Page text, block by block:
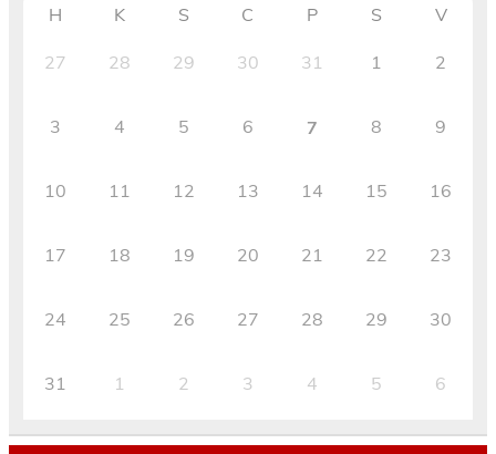
H K S C P S V
27 28 29 30 31 1 2
3 4 5 6 7 8 9
10 11 12 13 14 15 16
17 18 19 20 21 22 23
24 25 26 27 28 29 30
31 1 2 3 4 5 6